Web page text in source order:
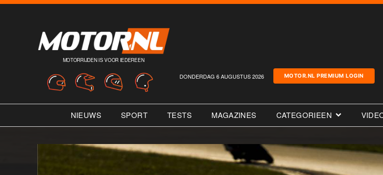
MOTORRIJDEN IS VOOR IEDEREEN
DONDERDAG 6 AUGUSTUS 2026 MOTOR.NL PREMIUM LOGIN
NIEUWS SPORT TESTS MAGAZINES CATEGORIEEN